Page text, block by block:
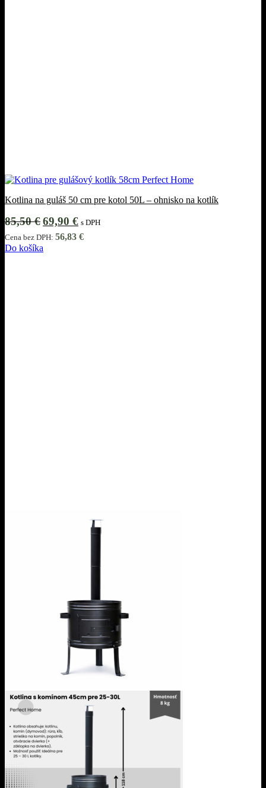
Kotlina na guláš 50 cm pre kotol 50L – ohnisko na kotlík
85,50€ Pôvodná
cena
bola:
85,50 €.
69,90 €Aktuálna
je:
s DPH
Cena bez DPH: 56,83 €
Do košíka